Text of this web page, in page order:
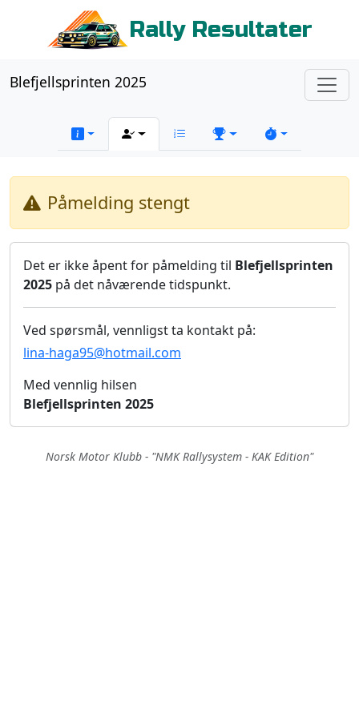
Rally Resultater
Blefjellsprinten 2025
Påmelding stengt
Det er ikke åpent for påmelding til Blefjellsprinten
2025 på det nåværende tidspunkt.
Ved spørsmål, vennligst ta kontakt på:
lina-haga95@hotmail.com
Med vennlig hilsen
Blefjellsprinten 2025
Norsk Motor Klubb - "NMK Rallysystem - KAK Edition"